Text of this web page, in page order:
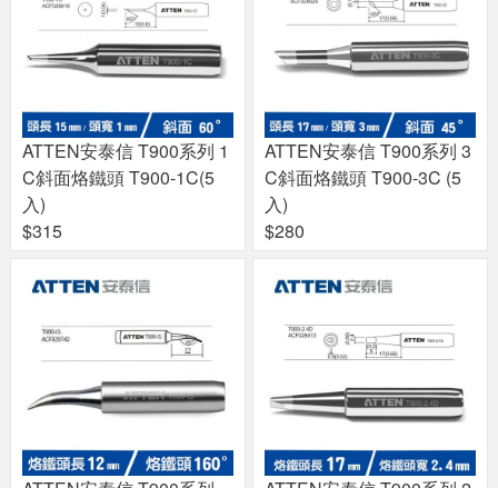
ATTEN安泰信 T900系列 1
C斜面烙鐵頭 T900-1C(5
入)
$315
ATTEN安泰信 T900系列 3
C斜面烙鐵頭 T900-3C (5
入)
$280